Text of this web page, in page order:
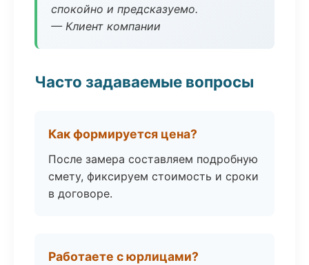
спокойно и предсказуемо.
— Клиент компании
Часто задаваемые вопросы
Как формируется цена?
После замера составляем подробную
смету, фиксируем стоимость и сроки
в договоре.
Работаете с юрлицами?